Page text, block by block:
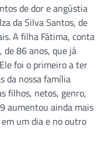
de dor e angústia
da Silva Santos, de
A filha Fátima, conta
de 86 anos, que já
foi o primeiro a ter
da nossa família
filhos, netos, genro,
aumentou ainda mais
um dia e no outro